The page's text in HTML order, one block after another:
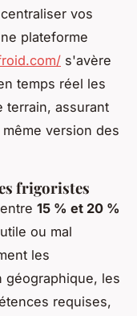
vos
plateforme
s'avère
temps réel les
terrain, assurant
version des
frigoristes
15 % et 20 %
ou mal
les
géographique, les
requises,